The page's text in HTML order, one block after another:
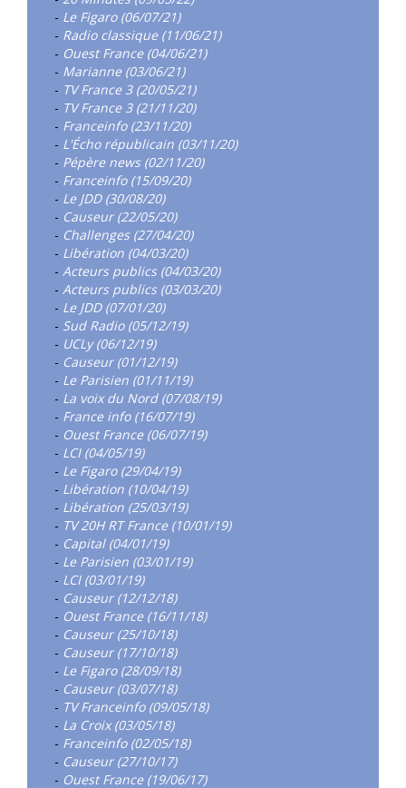
- Le Figaro (06/07/21)
- Radio classique (11/06/21)
- Ouest France (04/06/21)
- Marianne (03/06/21)
- TV France 3 (20/05/21)
- TV France 3 (21/11/20)
- Franceinfo (23/11/20)
- L'Écho républicain (03/11/20)
- Pépère news (02/11/20)
- Franceinfo (15/09/20)
- Le JDD (30/08/20)
- Causeur (22/05/20)
- Challenges (27/04/20)
- Libération (04/03/20)
- Acteurs publics (04/03/20)
- Acteurs publics (03/03/20)
- Le JDD (07/01/20)
- Sud Radio (05/12/19)
- UCLy (06/12/19)
- Causeur (01/12/19)
- Le Parisien (01/11/19)
- La voix du Nord (07/08/19)
- France info (16/07/19)
- Ouest France (06/07/19)
- LCI (04/05/19)
- Le Figaro (29/04/19)
- Libération (10/04/19)
- Libération (25/03/19)
- TV 20H RT France (10/01/19)
- Capital (04/01/19)
- Le Parisien (03/01/19)
- LCI (03/01/19)
- Causeur (12/12/18)
- Ouest France (16/11/18)
- Causeur (25/10/18)
- Causeur (17/10/18)
- Le Figaro (28/09/18)
- Causeur (03/07/18)
- TV Franceinfo (09/05/18)
- La Croix (03/05/18)
- Franceinfo (02/05/18)
- Causeur (27/10/17)
- Ouest France (19/06/17)